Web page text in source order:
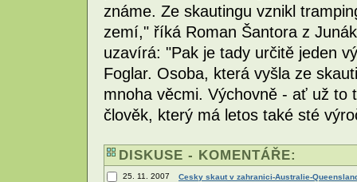
známe. Ze skautingu vznikl
zemí," říká Roman Šantora z
uzavírá: "Pak je tady určitě jeden
Foglar. Osoba, která vyšla ze
mnoha věcmi. Výchovně - ať už to
člověk, který má letos také sté
DISKUSE - KOMENTÁŘE:
25. 11. 2007 Cesky skaut v zahranici-Australie-